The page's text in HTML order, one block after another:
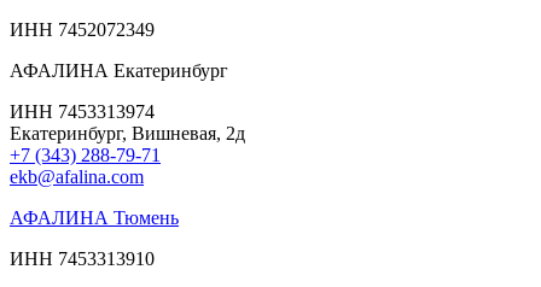
ИНН 7452072349
АФАЛИНА Екатеринбург
ИНН 7453313974
Екатеринбург, Вишневая, 2д
+7 (343) 288-79-71
ekb@afalina.com
АФАЛИНА Тюмень
ИНН 7453313910